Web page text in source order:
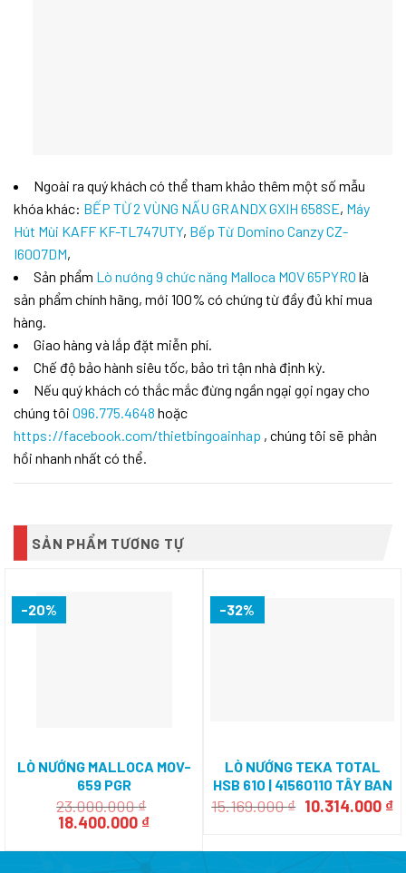
Ngoài ra quý khách có thể tham khảo thêm một số mẫu
khóa khác: BẾP TỪ 2 VÙNG NẤU GRANDX GXIH 658SE, Máy
Hút Mùi KAFF KF-TL747UTY, Bếp Từ Domino Canzy CZ-
I6007DM,
Sản phẩm Lò nướng 9 chức năng Malloca MOV 65PYRO là
sản phẩm chính hãng, mới 100% có chứng từ đầy đủ khi mua
hàng.
Giao hàng và lắp đặt miễn phí.
Chế độ bảo hành siêu tốc, bảo trì tận nhà định kỳ.
Nếu quý khách có thắc mắc đừng ngần ngại gọi ngay cho
chúng tôi 096.775.4648 hoặc
https://facebook.com/thietbingoainhap , chúng tôi sẽ phản
hồi nhanh nhất có thể.
SẢN PHẨM TƯƠNG TỰ
-20%
LÒ NƯỚNG MALLOCA MOV-
659 PGR
23.000.000₫
Giá
là:
18.400.000 ₫Giá
tại
-32%
LÒ NƯỚNG TEKA TOTAL
HSB 610 | 41560110 TÂY BAN
NHA
15.169.000₫ Giá
15.169.000 ₫.
10.314.000 ₫